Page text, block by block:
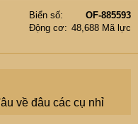
Biển số
OF-885593
Động cơ
48,688 Mã lực
về đâu các cụ nhỉ